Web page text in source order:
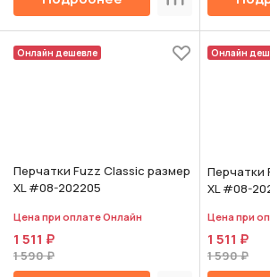
Сравнить
Онлайн дешевле
Перчатки Fuzz Classic размер
XL #08-202205
Цена при оплате Онлайн
1 511 ₽
1 590 ₽
Онлайн
Перчатки
XL #08-
Цена при
1 511 ₽
1 590 ₽